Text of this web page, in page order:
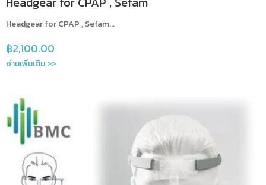
Headgear for CPAP , Sefam...
฿2,100.00
อ่านเพิ่มเติม >>